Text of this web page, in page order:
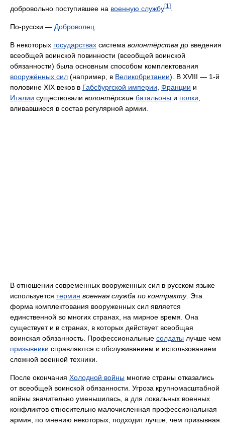
добровольно поступившее на военную службу[1]
По-русски — Доброволец
В некоторых государствах система волонтёрства до введения
всеобщей воинской повинности (всеобщей воинской
обязанности) была основным способом комплектования
вооружённых сил (например, в Великобритании). В XVIII — 1-й
половине XIX веков в Габсбургской империи Франции и
Италии существовали волонтёрские батальоны и полки
вливавшиеся в состав регулярной армии.
В отношении современных вооруженных сил в русском языке
используется термин военная служба по контракту. Эта
форма комплектования вооруженных сил является
единственной во многих странах, на мирное время. Она
существует и в странах, в которых действует всеобщая
воинская обязанность. Профессиональные солдаты лучше чем
призывники справляются с обслуживанием и использованием
сложной военной техники.
После окончания Холодной войны многие страны отказались
от всеобщей воинской обязанности. Угроза крупномасштабной
войны значительно уменьшилась, а для локальных военных
конфликтов относительно малочисленная профессиональная
армия, по мнению некоторых, подходит лучше, чем призывная.